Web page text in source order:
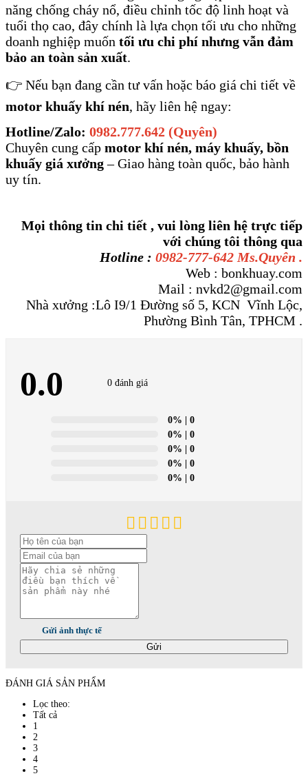
năng chống cháy nổ, điều chỉnh tốc độ linh hoạt và
tuổi thọ cao, đây chính là lựa chọn tối ưu cho những
doanh nghiệp muốn tối ưu chi phí nhưng vẫn đảm
bảo an toàn sản xuất.
👉 Nếu bạn đang cần tư vấn hoặc báo giá chi tiết về
motor khuấy khí nén, hãy liên hệ ngay:
Hotline/Zalo: 0982.777.642 (Quyên)
Chuyên cung cấp motor khí nén, máy khuấy, bồn
khuấy giá xưởng– Giao hàng toàn quốc, bảo hành
uy tín.
Mọi thông tin chi tiết , vui lòng liên hệ trực tiếp
với chúng tôi thông qua
Hotline : 0982-777-642 Ms.Quyên .
Web : bonkhuay.com
Mail : nvkd2@gmail.com
Nhà xưởng :Lô I9/1 Đường số 5, KCN Vĩnh Lộc,
Phường Bình Tân, TPHCM .
0.0 0 đánh giá
0% | 0
0% | 0
0% | 0
0% | 0
0% | 0
Gửi ảnh thực tế
Gửi
ĐÁNH GIÁ SẢN PHẨM
Lọc theo:
Tất cả
1
2
3
4
5